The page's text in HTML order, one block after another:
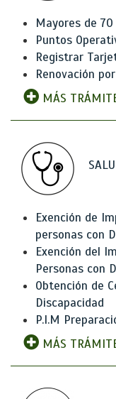
Mayores de 70
Puntos
Registrar
Renovación
MÁS
Exención de
personas con
Exención del
Personas con
Obtención de
Discapacidad
P.I.M
MÁS